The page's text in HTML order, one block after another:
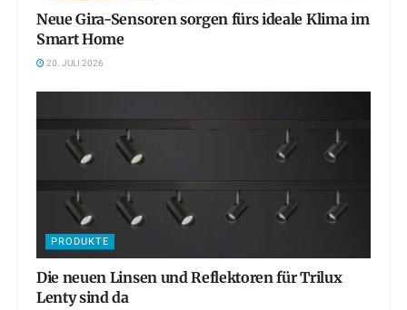
Neue Gira-Sensoren sorgen fürs ideale Klima im
Smart Home
20. JULI 2026
PRODUKTE
Die neuen Linsen und Reflektoren für Trilux
Lenty sind da